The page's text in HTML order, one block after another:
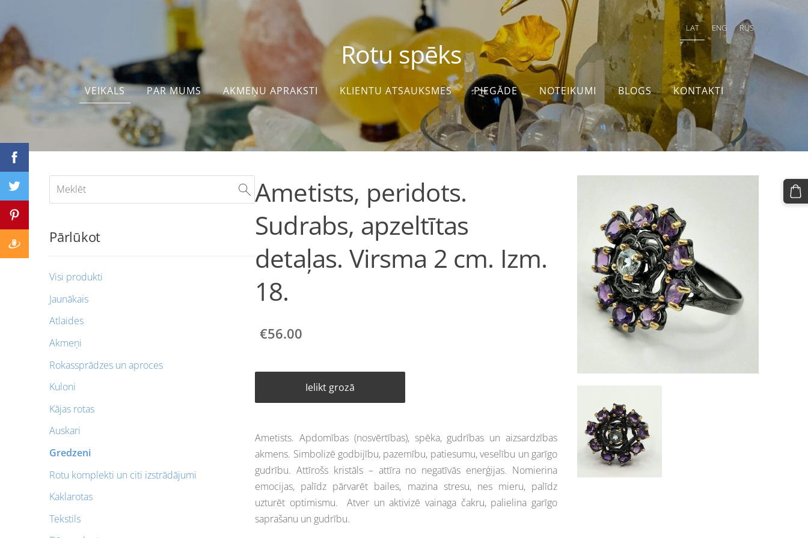
LAT ENG RUS
Rotu spēks
VEIKALS PAR MUMS AKMEŅU APRAKSTI KLIENTU ATSAUKSMES PIEGĀDE NOTEIKUMI BLOGS KONTAKTI
Pārlūkot
Visi produkti
Jaunākais
Atlaides
Akmeņi
Rokassprādzes un aproces
Kuloni
Kājas rotas
Auskari
Gredzeni
Rotu komplekti un citi izstrādājumi
Kaklarotas
Tekstils
Ametists, peridots.
Sudrabs, apzeltītas
detaļas. Virsma 2 cm. Izm.
18.
€56.00
Ielikt grozā
Ametists. Apdomības (nosvērtības), spēka, gudrības un aizsardzības
akmens. Simbolizē godbijību, pazemību, patiesumu, veselību un garīgo
gudrību. Attīrošs kristāls – attīra no negatīvās enerģijas. Nomierina
emocijas, palīdz pārvarēt bailes, mazina stresu, nes mieru, palīdz
uzturēt optimismu. Atver un aktivizē vainaga čakru, palielina garīgo
saprašanu un gudrību.